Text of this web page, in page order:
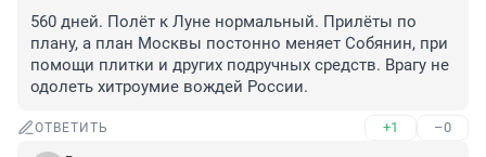
560 дней. Полёт к Луне нормальный. Прилёты по
плану, а план Москвы постонно меняет Собянин, при
помощи плитки и других подручных средств. Врагу не
одолеть хитроумие вождей России.
ОТВЕТИТЬ +1 –0